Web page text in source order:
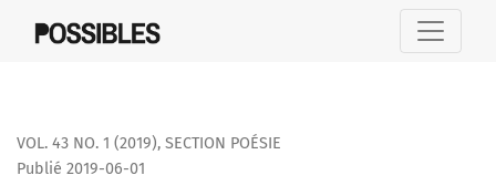
VOL. 43 NO. 1 (2019), SECTION POÉSIE
Publié 2019-06-01